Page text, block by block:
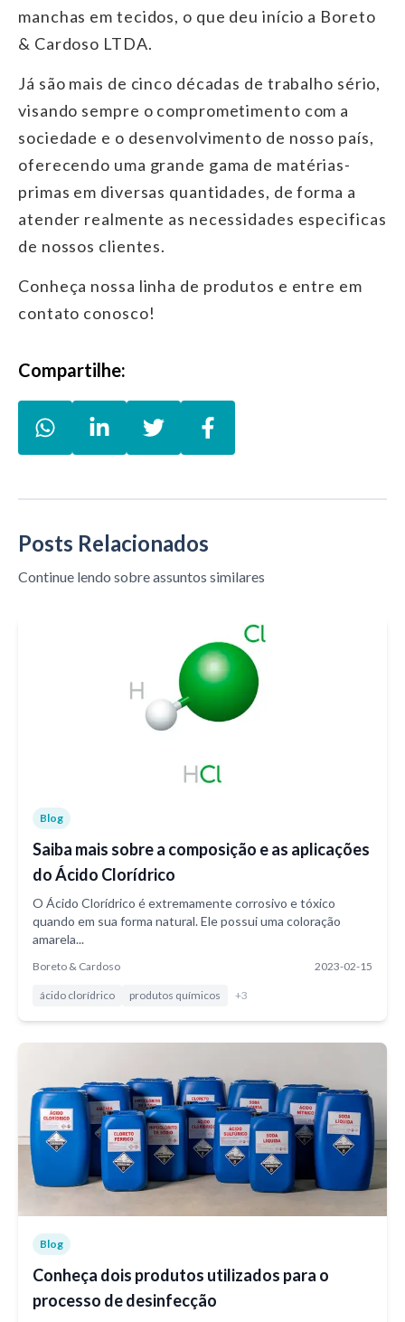
manchas em tecidos, o que deu início a Boreto
& Cardoso LTDA.
Já são mais de cinco décadas de trabalho sério,
visando sempre o comprometimento com a
sociedade e o desenvolvimento de nosso país,
oferecendo uma grande gama de matérias-
primas em diversas quantidades, de forma a
atender realmente as necessidades especificas
de nossos clientes.
Conheça nossa linha de produtos e entre em
contato conosco!
Compartilhe:
WhatsApp Boreto & Cardoso
LinkedIn Boreto & Cardoso
Twitter Boreto &
Facebook Boreto &
Posts Relacionados
Continue lendo sobre assuntos similares
Blog
Saiba mais sobre a composição e as aplicações
do Ácido Clorídrico
O Ácido Clorídrico é extremamente corrosivo e tóxico
quando em sua forma natural. Ele possui uma coloração
amarela...
Boreto & Cardoso 2023-02-15
ácido clorídrico produtos químicos +3
Blog
Conheça dois produtos utilizados para o
processo de desinfecção